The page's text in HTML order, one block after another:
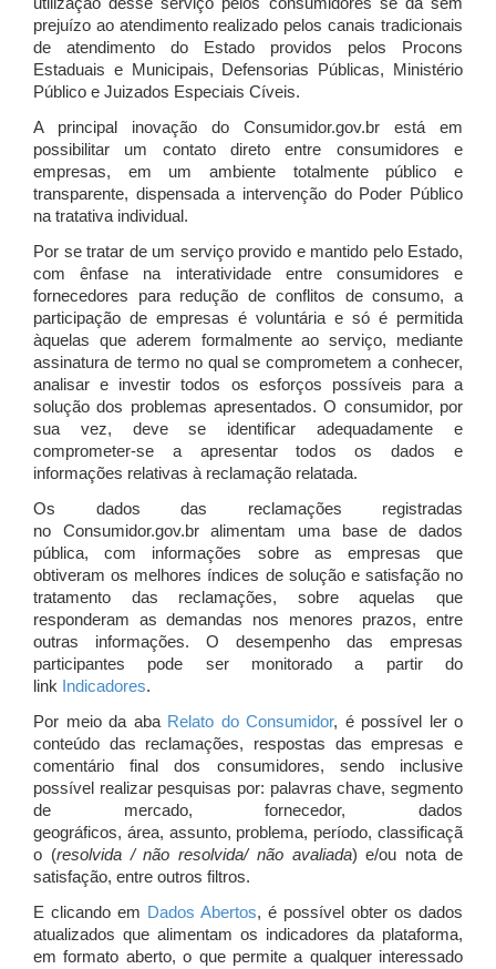
utilização desse serviço pelos consumidores se dá sem
prejuízo ao atendimento realizado pelos canais tradicionais
de atendimento do Estado providos pelos Procons
Estaduais e Municipais, Defensorias Públicas, Ministério
Público e Juizados Especiais Cíveis.
A principal inovação do Consumidor.gov.br está em
possibilitar um contato direto entre consumidores e
empresas, em um ambiente totalmente público e
transparente, dispensada a intervenção do Poder Público
na tratativa individual.
Por se tratar de um serviço provido e mantido pelo Estado,
com ênfase na interatividade entre consumidores e
fornecedores para redução de conflitos de consumo, a
participação de empresas é voluntária e só é permitida
àquelas que aderem formalmente ao serviço, mediante
assinatura de termo no qual se comprometem a conhecer,
analisar e investir todos os esforços possíveis para a
solução dos problemas apresentados. O consumidor, por
sua vez, deve se identificar adequadamente e
comprometer-se a apresentar todos os dados e
informações relativas à reclamação relatada.
Os dados das reclamações registradas
no Consumidor.gov.br alimentam uma base de dados
pública, com informações sobre as empresas que
obtiveram os melhores índices de solução e satisfação no
tratamento das reclamações, sobre aquelas que
responderam as demandas nos menores prazos, entre
outras informações. O desempenho das empresas
participantes pode ser monitorado a partir do
link Indicadores.
Por meio da aba Relato do Consumidor, é possível ler o
conteúdo das reclamações, respostas das empresas e
comentário final dos consumidores, sendo inclusive
possível realizar pesquisas por: palavras chave, segmento
de mercado, fornecedor, dados
geográficos, área, assunto, problema, período, classificaçã
o (resolvida / não resolvida/ não avaliada) e/ou nota de
satisfação, entre outros filtros.
E clicando em Dados Abertos, é possível obter os dados
atualizados que alimentam os indicadores da plataforma,
em formato aberto, o que permite a qualquer interessado